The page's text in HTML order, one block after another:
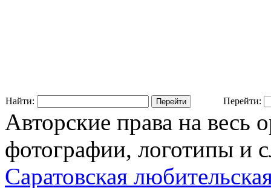
Найти: Перейти:
Авторские права на весь
фотографии, логотипы и
Саратовская